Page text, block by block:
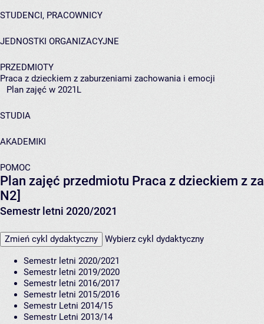
STUDENCI, PRACOWNICY
JEDNOSTKI ORGANIZACYJNE
PRZEDMIOTY
Praca z dzieckiem z zaburzeniami zachowania i emocji
Plan zajęć w 2021L
STUDIA
AKADEMIKI
POMOC
Plan zajęć przedmiotu Praca z dzieckiem z
N2]
Semestr letni 2020/2021
Zmień cykl dydaktyczny Wybierz cykl dydaktyczny
Semestr letni 2020/2021
Semestr letni 2019/2020
Semestr letni 2016/2017
Semestr letni 2015/2016
Semestr Letni 2014/15
Semestr Letni 2013/14